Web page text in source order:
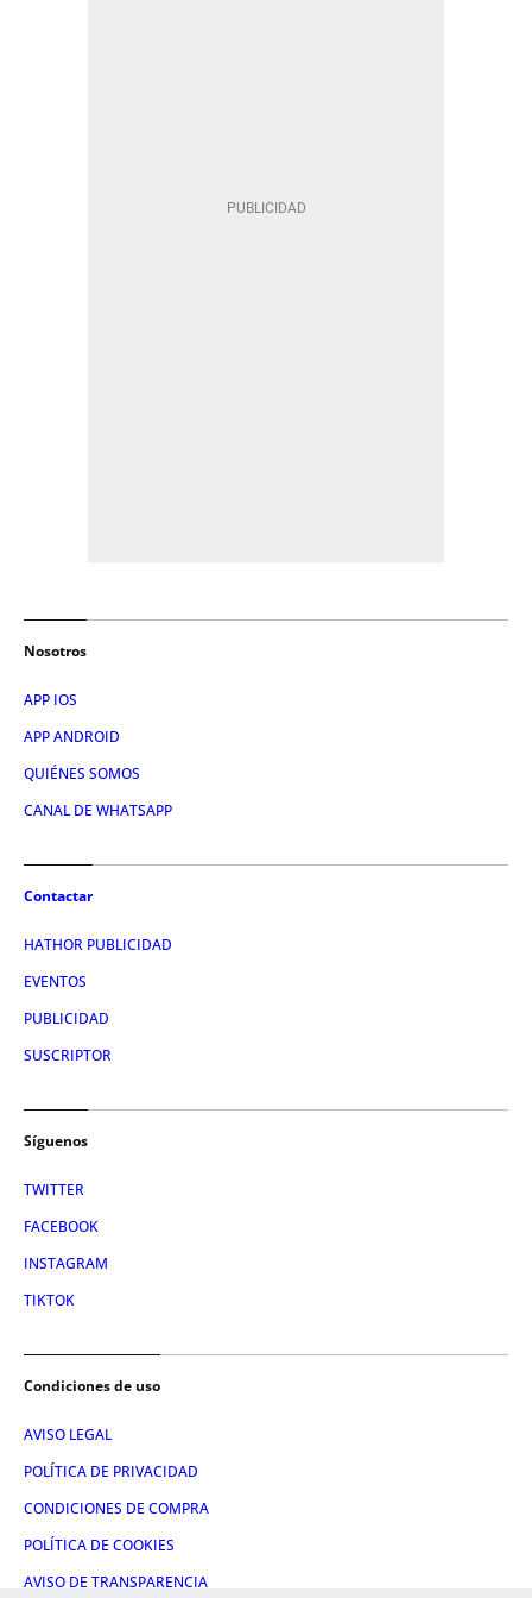
Nosotros
APP IOS
APP ANDROID
QUIÉNES SOMOS
CANAL DE WHATSAPP
Contactar
HATHOR PUBLICIDAD
EVENTOS
PUBLICIDAD
SUSCRIPTOR
Síguenos
TWITTER
FACEBOOK
INSTAGRAM
TIKTOK
Condiciones de uso
AVISO LEGAL
POLÍTICA DE PRIVACIDAD
CONDICIONES DE COMPRA
POLÍTICA DE COOKIES
AVISO DE TRANSPARENCIA